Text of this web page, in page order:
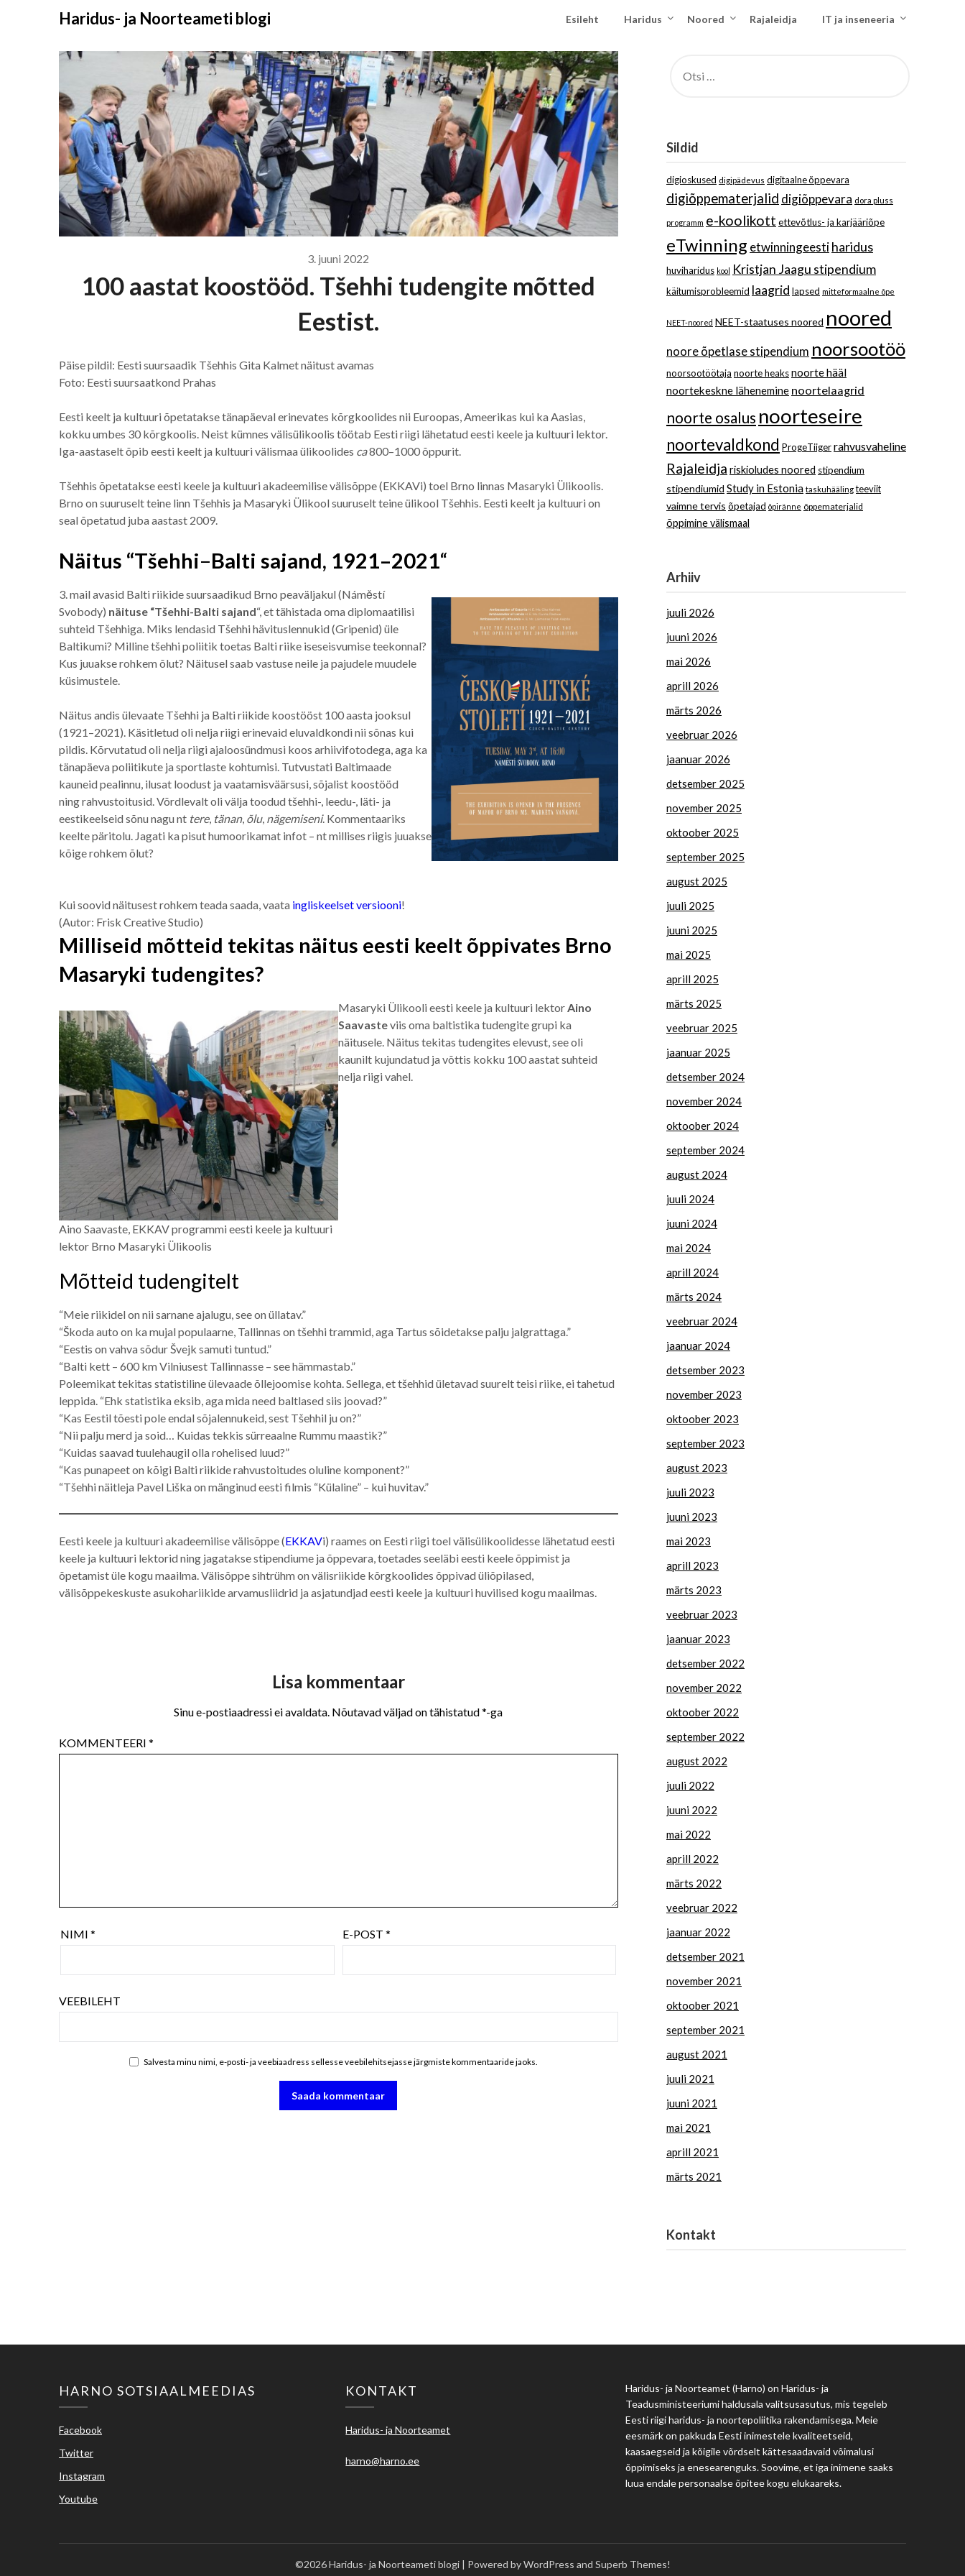
Haridus- ja Noorteameti blogi Esileht Haridus Noored Rajaleidja IT ja inseneeria
3. juuni 2022
100 aastat koostööd. Tšehhi tudengite mõtted
Eestist.
Päise pildil: Eesti suursaadik Tšehhis Gita Kalmet näitust avamas
Foto: Eesti suursaatkond Prahas
Eesti keelt ja kultuuri õpetatakse tänapäeval erinevates kõrgkoolides nii Euroopas, Ameerikas kui ka Aasias,
kokku umbes 30 kõrgkoolis. Neist kümnes välisülikoolis töötab Eesti riigi lähetatud eesti keele ja kultuuri lektor.
Iga-aastaselt õpib eesti keelt ja kultuuri välismaa ülikoolides ca800–1000 õppurit.
Tšehhis õpetatakse eesti keele ja kultuuri akadeemilise välisõppe (EKKAVi) toel Brno linnas Masaryki Ülikoolis.
Brno on suuruselt teine linn Tšehhis ja Masaryki Ülikool suuruselt teine ülikool Tšehhis. Eesti keelt ja kultuuri on
seal õpetatud juba aastast 2009.
Näitus “Tšehhi–Balti sajand, 1921–2021“
3. mail avasid Balti riikide suursaadikud Brno peaväljakul (Náměstí
Svobody) näituse “Tšehhi-Balti sajand“, et tähistada oma diplomaatilisi
suhteid Tšehhiga. Miks lendasid Tšehhi hävituslennukid (Gripenid) üle
Baltikumi? Milline tšehhi poliitik toetas Balti riike iseseisvumise teekonnal?
Kus juuakse rohkem õlut? Näitusel saab vastuse neile ja pajudele muudele
küsimustele.
Näitus andis ülevaate Tšehhi ja Balti riikide koostööst 100 aasta jooksul
(1921–2021). Käsitletud oli nelja riigi erinevaid eluvaldkondi nii sõnas kui
pildis. Kõrvutatud oli nelja riigi ajaloosündmusi koos arhiivifotodega, aga ka
tänapäeva poliitikute ja sportlaste kohtumisi. Tutvustati Baltimaade
kauneid pealinnu, ilusat loodust ja vaatamisväärsusi, sõjalist koostööd
ning rahvustoitusid. Võrdlevalt oli välja toodud tšehhi-, leedu-, läti- ja
eestikeelseid sõnu nagu nt tere, tänan, õlu, nägemiseni. Kommentaariks
keelte päritolu. Jagati ka pisut humoorikamat infot – nt millises riigis juuakse
kõige rohkem õlut?
Kui soovid näitusest rohkem teada saada, vaata ingliskeelset versiooni!
(Autor: Frisk Creative Studio)
Milliseid mõtteid tekitas näitus eesti keelt õppivates Brno
Masaryki tudengites?
Aino Saavaste, EKKAV programmi eesti keele ja kultuuri
lektor Brno Masaryki Ülikoolis
Masaryki Ülikooli eesti keele ja kultuuri lektorAino
Saavasteviis oma baltistika tudengite grupi ka
näitusele. Näitus tekitas tudengites elevust, see oli
kaunilt kujundatud ja võttis kokku 100 aastat suhteid
nelja riigi vahel.
Mõtteid tudengitelt
“Meie riikidel on nii sarnane ajalugu, see on üllatav.”
“Škoda auto on ka mujal populaarne, Tallinnas on tšehhi trammid, aga Tartus sõidetakse palju jalgrattaga.”
“Eestis on vahva sõdur Švejk samuti tuntud.”
“Balti kett – 600 km Vilniusest Tallinnasse – see hämmastab.”
Poleemikat tekitas statistiline ülevaade õllejoomise kohta. Sellega, et tšehhid ületavad suurelt teisi riike, ei tahetud
leppida. “Ehk statistika eksib, aga mida need baltlased siis joovad?”
“Kas Eestil tõesti pole endal sõjalennukeid, sest Tšehhil ju on?”
“Nii palju merd ja soid… Kuidas tekkis sürreaalne Rummu maastik?”
“Kuidas saavad tuulehaugil olla rohelised luud?”
“Kas punapeet on kõigi Balti riikide rahvustoitudes oluline komponent?”
“Tšehhi näitleja Pavel Liška on mänginud eesti filmis “Külaline” – kui huvitav.”
Eesti keele ja kultuuri akadeemilise välisõppe (EKKAVi) raames on Eesti riigi toel välisülikoolidesse lähetatud eesti
keele ja kultuuri lektorid ning jagatakse stipendiume ja õppevara, toetades seeläbi eesti keele õppimist ja
õpetamist üle kogu maailma. Välisõppe sihtrühm on välisriikide kõrgkoolides õppivad üliõpilased,
välisõppekeskuste asukohariikide arvamusliidrid ja asjatundjad eesti keele ja kultuuri huvilised kogu maailmas.
Lisa kommentaar
Sinu e-postiaadressi ei avaldata. Nõutavad väljad on tähistatud*-ga
KOMMENTEERI *
NIMI* E-POST *
VEEBILEHT
Salvesta minu nimi, e-posti- ja veebiaadress sellesse veebilehitsejasse järgmiste kommentaaride jaoks.
Sildid
digioskused digipädevus digitaalne õppevara
digiõppematerjalid digiõppevara dora pluss
programm e-koolikott ettevõtlus- ja karjääriõpe
eTwinning etwinningeestiharidus
huviharidus kool Kristjan Jaagu stipendium
käitumisprobleemid laagrid lapsed mitteformaalne õpe
NEET-noored NEET-staatuses noored noored
noore õpetlase stipendium noorsootöö
noorsootöötaja noorte heaksnoorte hääl
noortekeskne lähenemine noortelaagrid
noorte osalus noorteseire
noortevaldkond ProgeTiigerrahvusvaheline
Rajaleidja riskioludes noored stipendium
stipendiumid Study in Estonia taskuhääling teeviit
vaimne tervis õpetajad õpiränne õppematerjalid
õppimine välismaal
Arhiiv
juuli 2026
juuni 2026
mai 2026
aprill 2026
märts 2026
veebruar 2026
jaanuar 2026
detsember 2025
november 2025
oktoober 2025
september 2025
august 2025
juuli 2025
juuni 2025
mai 2025
aprill 2025
märts 2025
veebruar 2025
jaanuar 2025
detsember 2024
november 2024
oktoober 2024
september 2024
august 2024
juuli 2024
juuni 2024
mai 2024
aprill 2024
märts 2024
veebruar 2024
jaanuar 2024
detsember 2023
november 2023
oktoober 2023
september 2023
august 2023
juuli 2023
juuni 2023
mai 2023
aprill 2023
märts 2023
veebruar 2023
jaanuar 2023
detsember 2022
november 2022
oktoober 2022
september 2022
august 2022
juuli 2022
juuni 2022
mai 2022
aprill 2022
märts 2022
veebruar 2022
jaanuar 2022
detsember 2021
november 2021
oktoober 2021
september 2021
august 2021
juuli 2021
juuni 2021
mai 2021
aprill 2021
märts 2021
Kontakt
HARNO SOTSIAALMEEDIAS
Facebook
Twitter
Instagram
Youtube
KONTAKT
Haridus- ja Noorteamet
harno@harno.ee
Haridus- ja Noorteamet (Harno) on Haridus- ja
Teadusministeeriumi haldusala valitsusasutus, mis tegeleb
Eesti riigi haridus- ja noortepoliitika rakendamisega. Meie
eesmärk on pakkuda Eesti inimestele kvaliteetseid,
kaasaegseid ja kõigile võrdselt kättesaadavaid võimalusi
õppimiseks ja enesearenguks. Soovime, et iga inimene saaks
luua endale personaalse õpitee kogu elukaareks.
©2026 Haridus- ja Noorteameti blogi | Powered by WordPress and Superb Themes!